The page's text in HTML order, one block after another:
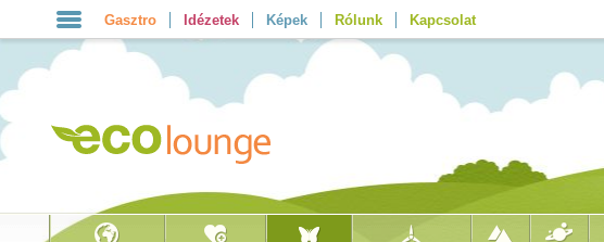
Gasztro Idézetek Képek Rólunk Kapcsolat